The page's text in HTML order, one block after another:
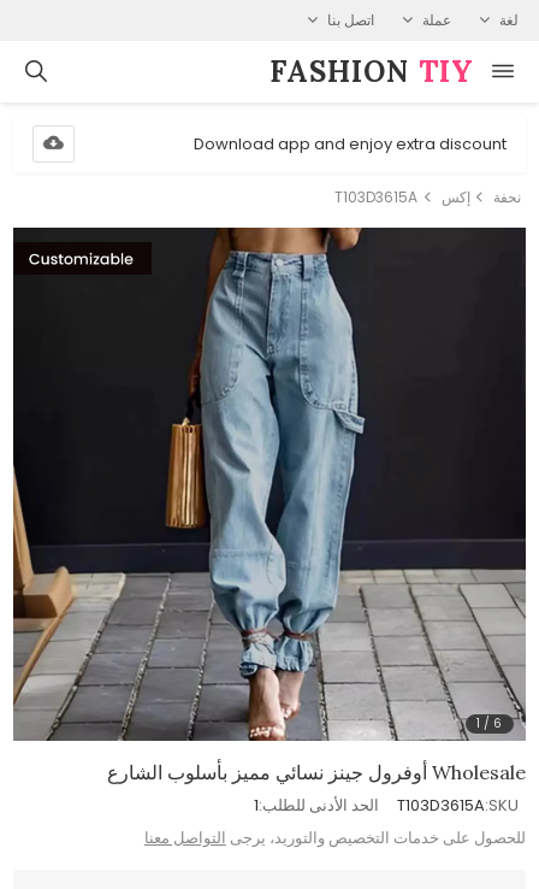
لغة عملة اتصل بنا
FASHION⁠ TIY
Download app and enjoy extra discount
نحفة إكس T103D3615A
1 / 6
Wholesale أوفرول جينز نسائي مميز بأسلوب الشارع
SKU:
T103D3615A الحد الأدنى للطلب:1
للحصول على خدمات التخصيص والتوريد، يرجى التواصل معنا